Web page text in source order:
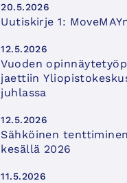
20.5.2026
Uutiskirje 1:
12.5.2026
Vuoden
jaettiin
juhlassa
12.5.2026
Sähköinen
kesällä 2026
11.5.2026